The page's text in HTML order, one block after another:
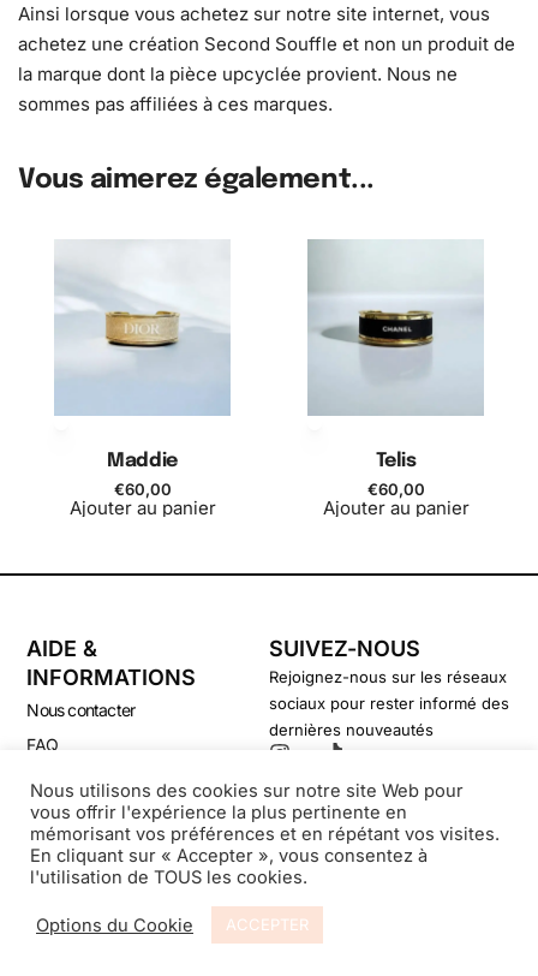
Ainsi lorsque vous achetez sur notre site internet, vous
achetez une création Second Souffle et non un produit de
la marque dont la pièce upcyclée provient. Nous ne
sommes pas affiliées à ces marques.
Vous aimerez également...
Maddie
€60,00
Ajouter au panier
Telis
€60,00
Ajouter au panier
AIDE &
INFORMATIONS
Nous contacter
FAQ
CGV
Politique de confidentialité
SUIVEZ-NOUS
Rejoignez-nous sur les réseaux
sociaux pour rester informé des
dernières nouveautés
Nous utilisons des cookies sur notre site Web pour
vous offrir l'expérience la plus pertinente en
mémorisant vos préférences et en répétant vos visites.
En cliquant sur « Accepter », vous consentez à
l'utilisation de TOUS les cookies.
Options du Cookie ACCEPTER